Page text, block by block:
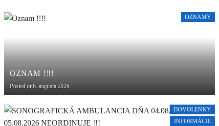
OZNAMY
OZNAM !!!!
Posted on6. augusta 2026
DOVOLENKY
INFORMÁCIE